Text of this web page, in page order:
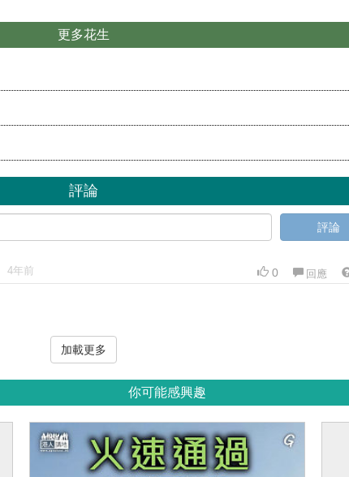
更多花生
評論
評論
4年前 0 回應
加載更多
你可能感興趣